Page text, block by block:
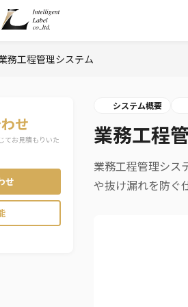
グイン ×
務工程管理システム
せ
てお見積もりいた
せ
システム概要
業務工程
業務工程管理シス
や抜け漏れを防ぐ